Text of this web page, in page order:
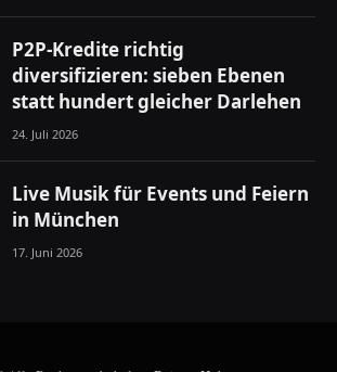
P2P-Kredite richtig
diversifizieren: sieben Ebenen
statt hundert gleicher Darlehen
24. Juli 2026
Live Musik für Events und Feiern
in München
17. Juni 2026